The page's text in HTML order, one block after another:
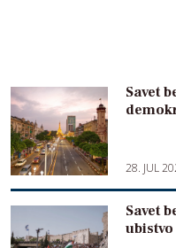
Savet
28. JUL
Savet